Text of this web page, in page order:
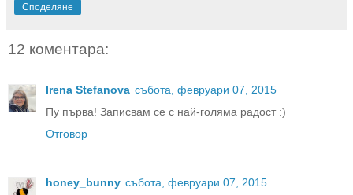
Споделяне
12 коментара:
Irena Stefanova събота, февруари 07, 2015
Пу първа! Записвам се с най-голяма радост :)
Отговор
honey_bunny събота, февруари 07, 2015